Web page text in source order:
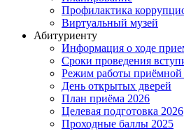
Профилактика
Виртуальный музей
Абитуриенту
Информация о ходе
Сроки проведения
Режим работы приёмной
День открытых дверей
План приёма 2026
Целевая подготовка 2026
Проходные баллы 2025